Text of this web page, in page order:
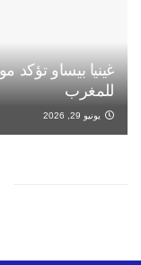
غينيا بيساو تؤكد
للمغرب
يونيو 29, 2026